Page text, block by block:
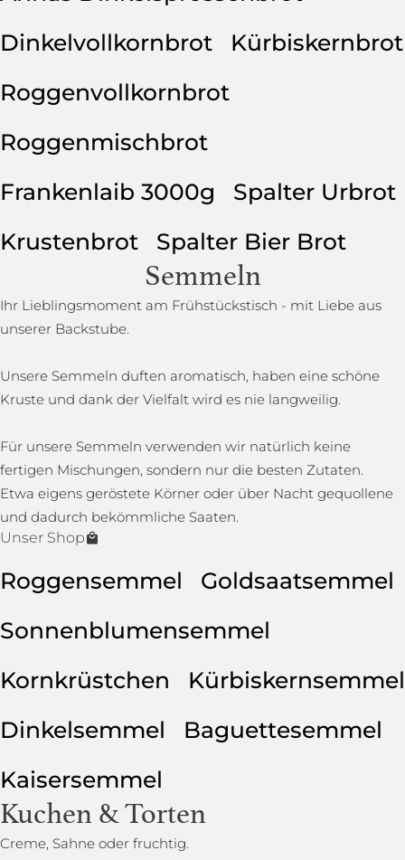
Dinkelvollkornbrot
Kürbiskernbrot
Roggenvollkornbrot
Roggenmischbrot
Frankenlaib 3000g
Spalter Urbrot
Krustenbrot
Spalter Bier Brot
Semmeln
Ihr Lieblingsmoment am Frühstückstisch - mit Liebe aus
unserer Backstube.
Unsere Semmeln duften aromatisch, haben eine schöne
Kruste und dank der Vielfalt wird es nie langweilig.
Für unsere Semmeln verwenden wir natürlich keine
fertigen Mischungen, sondern nur die besten Zutaten.
Etwa eigens geröstete Körner oder über Nacht gequollene
und dadurch bekömmliche Saaten.
Unser Shop
Roggensemmel
Goldsaatsemmel
Sonnenblumensemmel
Kornkrüstchen
Kürbiskernsemmel
Dinkelsemmel
Baguettesemmel
Kaisersemmel
Kuchen & Torten
Creme, Sahne oder fruchtig.